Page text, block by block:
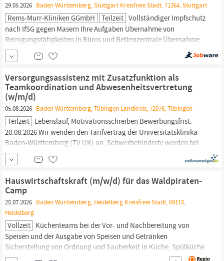
29.05.2026 Baden Württemberg, Stuttgart Kreisfreie Stadt, 71364, Stuttgart
Rems-Murr-Kliniken GGmbH Teilzeit Vollständiger Impfschutz
nach IfSG gegen Masern Ihre Aufgaben Übernahme von
Reinigungstätigkeiten in Büros und Bettenzentrale Übernahme
von Tätigkeiten in anderen
Bereichen nach
Bedarf Jetzt bewerben Weitere Informationen Die Rems-Murr-
Rems-Murr...
Versorgungsassistenz mit Zusatzfunktion als
Teamkoordination und Abwesenheitsvertretung
(w/m/d)
05.08.2026 Baden Württemberg, Tübingen Landkreis, 72076, Tübingen
Teilzeit Lebenslauf, Motivationsschreiben Bewerbungsfrist:
20.08.2026 Wir wenden den Tarifvertrag der Universitätsklinika
Baden-Württemberg (TV UK) an, Schwerbehinderte werden bei
gleicher Eignung vorrangig berücksichtigt. Vorstellungskosten
können leider nicht übernommen werden. Wir bitten um
Beachtung der geltenden Impfregelungen.
Hauswirtschaftskraft (m/w/d) für das Waldpiraten-
Camp
25.07.2026 Baden Württemberg, Heidelberg Kreisfreie Stadt, 69115,
Heidelberg
Vollzeit Küchenteams bei der Vor- und Nachbereitung von
Speisen und der Ausgabe von Speisen und Getränken
Sicherstellung von Ordnung und Sauberkeit in Küche, Spülküche
und Lagerbereichen Unterstützung bei der Einhaltung der